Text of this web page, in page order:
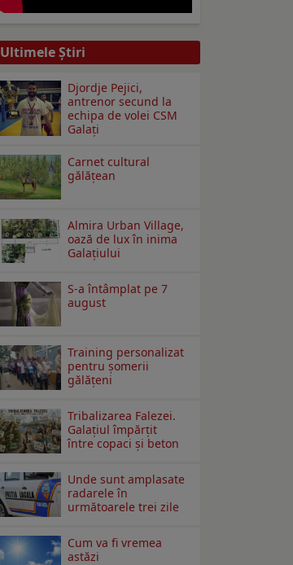
Ultimele Ştiri
Djordje Pejici,
antrenor secund la
echipa de volei CSM
Galați
Carnet cultural
gălăţean
Almira Urban Village,
oază de lux în inima
Galațiului
S-a întâmplat pe 7
august
Training personalizat
pentru șomerii
gălățeni
Tribalizarea Falezei.
Galațiul împărțit
între copaci și beton
Unde sunt amplasate
radarele în
următoarele trei zile
Cum va fi vremea
astăzi